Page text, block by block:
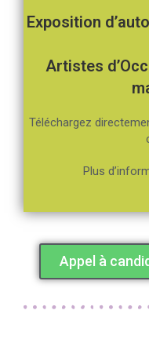
Exposition
Artistes
Téléchargez
Plus
Appel à